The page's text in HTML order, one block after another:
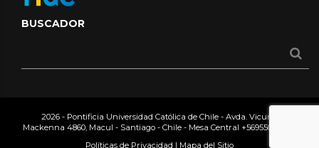
BUSCADOR
2026 - Pontificia Universidad Católica de Chile - Avda. Vicuña
Mackenna 4860, Macul - Santiago - Chile - Mesa Central +56955042000
Políticas de Privacidad | Mapa del Sitio